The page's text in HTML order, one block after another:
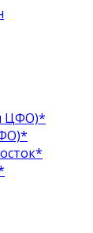
ЦФО)*